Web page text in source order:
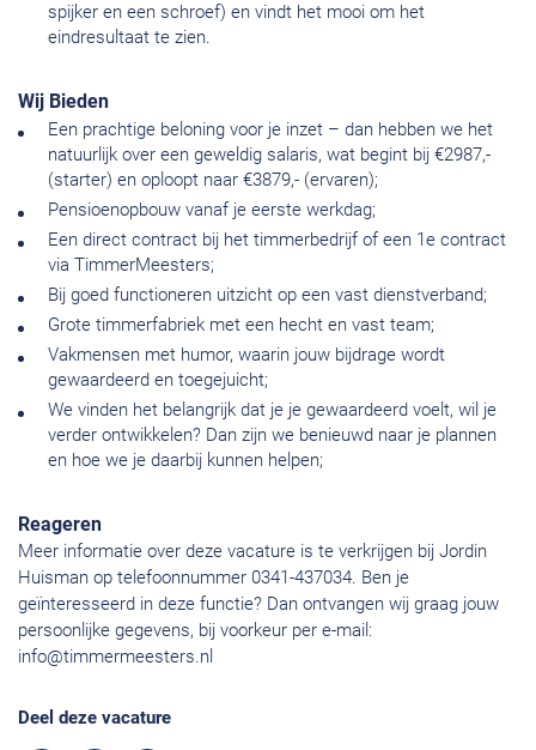
spijker en een schroef) en vindt het mooi om het
eindresultaat te zien.
Wij Bieden
Een prachtige beloning voor je inzet – dan hebben we het
natuurlijk over een geweldig salaris, wat begint bij €2987,-
(starter) en oploopt naar €3879,- (ervaren);
Pensioenopbouw vanaf je eerste werkdag;
Een direct contract bij het timmerbedrijf of een 1e contract
via TimmerMeesters;
Bij goed functioneren uitzicht op een vast dienstverband;
Grote timmerfabriek met een hecht en vast team;
Vakmensen met humor, waarin jouw bijdrage wordt
gewaardeerd en toegejuicht;
We vinden het belangrijk dat je je gewaardeerd voelt, wil je
verder ontwikkelen? Dan zijn we benieuwd naar je plannen
en hoe we je daarbij kunnen helpen;
Reageren
Meer informatie over deze vacature is te verkrijgen bij Jordin
Huisman op telefoonnummer 0341-437034. Ben je
geïnteresseerd in deze functie? Dan ontvangen wij graag jouw
persoonlijke gegevens, bij voorkeur per e-mail:
info@timmermeesters.nl
Deel deze vacature